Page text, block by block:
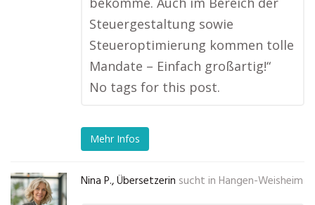
Steuergestaltung sowie
Steueroptimierung kommen tolle
Mandate – Einfach großartig!“
No tags for this post.
Mehr Infos
Nina P., Übersetzerin sucht in Hangen-Weisheim